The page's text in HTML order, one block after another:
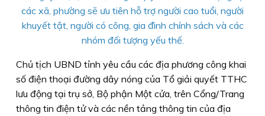
các xã, phường sẽ ưu tiên hỗ trợ người cao tuổi, người
khuyết tật, người có công, gia đình chính sách và các
nhóm đối tượng yếu thế.
Chủ tịch UBND tỉnh yêu cầu các địa phương công khai
số điện thoại đường dây nóng của Tổ giải quyết TTHC
lưu động tại trụ sở, Bộ phận Một cửa, trên Cổng/Trang
thông tin điện tử và các nền tảng thông tin của địa